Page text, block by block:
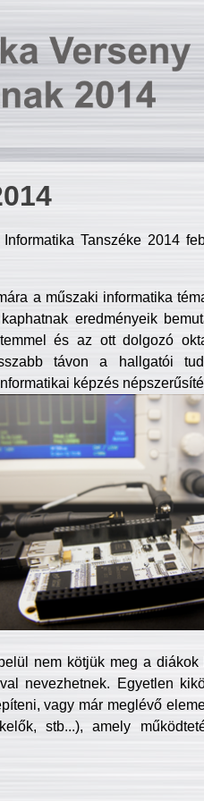
Tanszéke 2014
a műszaki informatika
eredményeik
és az ott dolgozó
távon a hallgatói
képzés
nem kötjük meg a
nevezhetnek. Egyetlen
vagy már meglévő
stb...), amely